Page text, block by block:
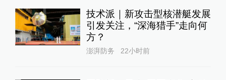
技术派｜新攻击型核潜艇发展
引发关注，“深海猎手”走向何
方？
澎湃防务 22小时前